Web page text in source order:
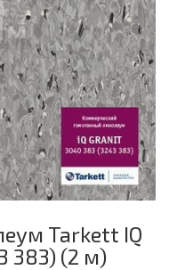
Tarkett IQ
383) (2 м)